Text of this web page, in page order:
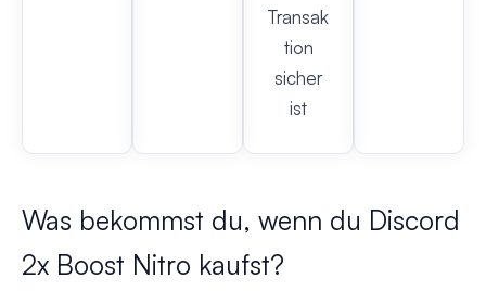
Transak
tion
sicher
ist
Was bekommst du, wenn du Discord
2x Boost Nitro kaufst?